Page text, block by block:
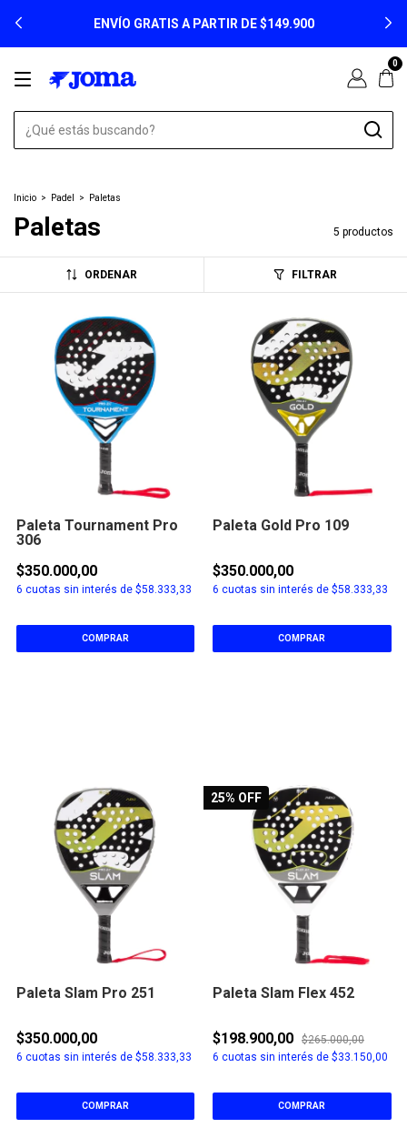
ENVÍO GRATIS A PARTIR DE $149.900
0
Inicio > Padel > Paletas
Paletas 5 productos
ORDENAR FILTRAR
Paleta Tournament Pro
306
$350.000,00
6 cuotas sin interés de $58.333,33
COMPRAR
Paleta Gold Pro 109
$350.000,00
6 cuotas sin interés de $58.333,33
COMPRAR
Paleta Slam Pro 251
$350.000,00
6 cuotas sin interés de $58.333,33
COMPRAR
25% OFF
Paleta Slam Flex 452
$198.900,00
$265.000,00
6 cuotas sin interés de $33.150,00
COMPRAR